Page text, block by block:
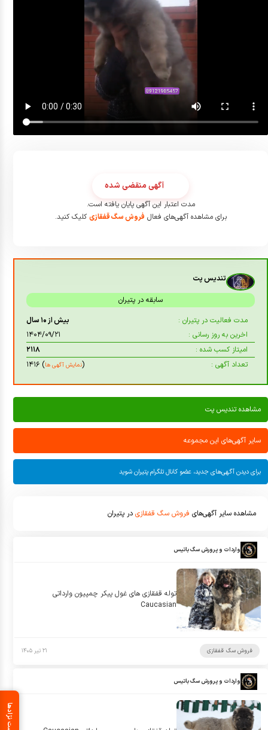
لیست نژادها
آگهی منقضی شده
مدت اعتبار این آگهی پایان یافته است.
برای مشاهده آگهی‌های فعال فروش سگ قفقازی کلیک کنید.
تندیس پت
سابقه در پتیران
مدت فعالیت در پتیران :
بیش از ۱۰ سال
اخرین به روز رسانی :
۱۴۰۴/۰۹/۲۱
امیتاز کسب شده :
۲۱۱۸
تعداد آگهی :
(نمایش آگهی ها) ۱۴۱۶
مشاهده تندیس پت
سایر آگهی‌های این مجموعه
برای دیدن آگهی‌های جدید، عضو کانال تلگرام پتیران شوید
مشاهده سایر آگهی‌های فروش سگ قفقازی در پتیران
واردات و پرورش سگ باتیس
توله قفقازی های غول پیکر چمپیون وارداتی
Caucasian
فروش سگ قفقازی ۲۱ تیر ۱۴۰۵
واردات و پرورش سگ باتیس